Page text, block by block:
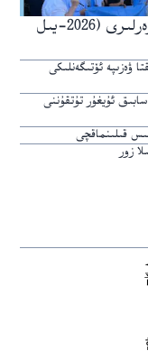
ئەركىن ئاسىيا رادىيوسى ئۇيغۇرچە خەۋەرلىرى (2026-يىل
ۋەزىپە ئۆتىگەنلىكى
ئۇيغۇر تۇتقۇننى
قىلىنماقچى
زور